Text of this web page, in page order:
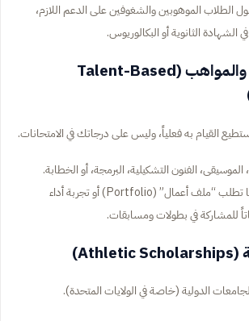
الطلاب الموهوبين والشغوفين على الدعم اللازم،
الثانوية أو البكالوريوس.
1. منح المهارات والمواهب (Talent-Based
القيام به فعلياً، وليس على درجاتك في الامتحانات.
الموسيقى، الفنون التشكيلية، البرمجة، أو الخطابة.
المتطلبات: غالباً ما تطلب “ملف أعمال” (Portfolio) أو تجربة أداء
الدولية (خاصة في الولايات المتحدة).